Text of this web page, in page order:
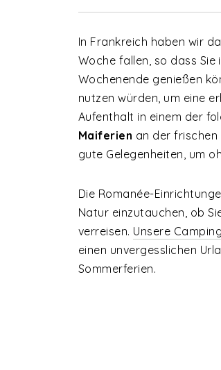
In Frankreich haben wir
Woche fallen, so dass
Wochenende genießen
nutzen würden, um eine
Aufenthalt in einem der
Maiferien an der frischen
gute Gelegenheiten, um
Die Romanée-
Natur einzutauchen, ob
verreisen. Unsere
einen unvergesslichen
Sommerferien.